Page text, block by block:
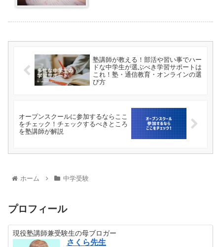
塾講師が教える！部活や習い事でハー
ドな中学生が選ぶべき学習サポートは
これ！塾・通信教育・オンラインの選
び方
オープンスクールに参加するならここ
をチェック！チェックするべきところ
を塾講師が解説
ホーム 中学受験
プロフィール
現役塾講師兼受験生の母ブロガー
さくら先生